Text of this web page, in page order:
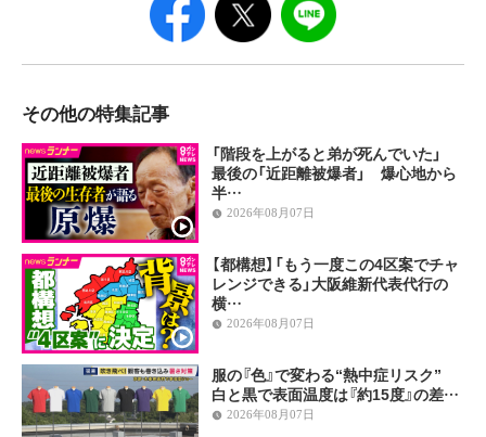
その他の特集記事
「階段を上がると弟が死んでいた」
最後の「近距離被爆者」 爆心地から
半…
2026年08月07日
【都構想】「もう一度この4区案でチャ
レンジできる」大阪維新代表代行の
横…
2026年08月07日
服の『色』で変わる“熱中症リスク”
白と黒で表面温度は『約15度』の差…
2026年08月07日